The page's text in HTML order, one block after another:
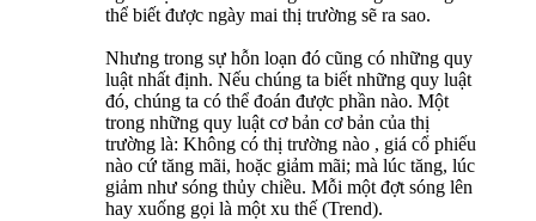
thể biết được ngày mai thị trường sẽ ra sao.
Nhưng trong sự hỗn loạn đó cũng có những quy
luật nhất định. Nếu chúng ta biết những quy luật
đó, chúng ta có thể đoán được phần nào. Một
trong những quy luật cơ bản cơ bản của thị
trường là: Không có thị trường nào , giá cổ phiếu
nào cứ tăng mãi, hoặc giảm mãi; mà lúc tăng, lúc
giảm như sóng thủy chiều. Mỗi một đợt sóng lên
hay xuống gọi là một xu thế (Trend).